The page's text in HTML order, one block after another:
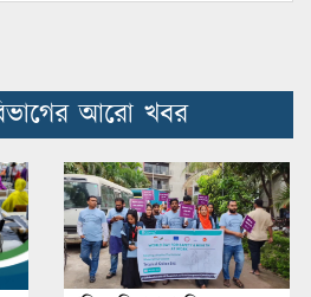
আরো খবর